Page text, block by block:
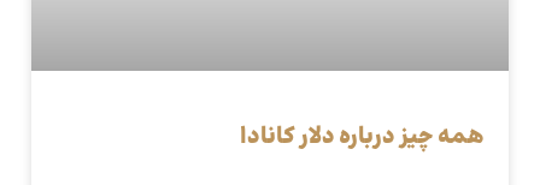
همه چیز درباره دلار کانادا